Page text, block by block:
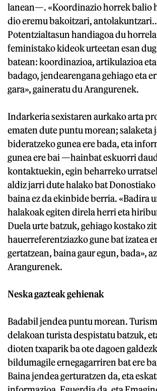
lanean—. «Koordinazio horrek balio
dio eremu bakoitzari,
Potentzialtasun handiagoa du
feministako kideok urteetan esan
batean: koordinazioa, artikulazioa
badago, jendearengana gehiago eta
gara», gaineratu du Arangurenek.
Indarkeria sexistaren aurkako arta
ematen dute puntu morean; salaketa
bideratzeko gunea ere bada, eta
gunea ere bai —hainbat eskuorri
kontaktuekin, egin beharreko
aldiz jarri dute halako bat Donostiako
baina ez da ekinbide berria. «Badira
halakoak egiten direla herri eta
Duela urte batzuk, gehiago kostako
hauerreferentziazko gune bat izatea
gertatzean, baina gaur egun, bada»,
Arangurenek.
Neska gazteak gehienak
Badabil jendea puntu morean.
delakoan turista despistatu batzuk,
dioten txaparik ba ote dagoen
bildumagile ernegagarriren bat ere
Baina jendea gerturatzen da, eta